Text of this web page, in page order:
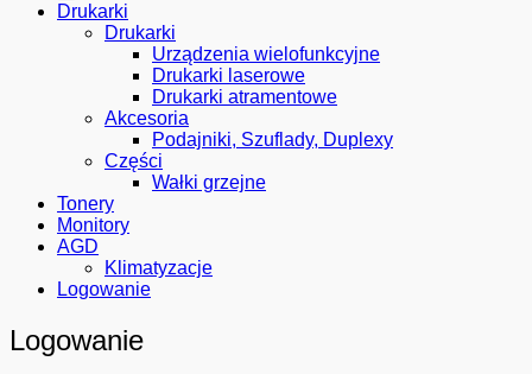
Drukarki
Drukarki
Urządzenia wielofunkcyjne
Drukarki laserowe
Drukarki atramentowe
Akcesoria
Podajniki, Szuflady, Duplexy
Części
Wałki grzejne
Tonery
Monitory
AGD
Klimatyzacje
Logowanie
Logowanie